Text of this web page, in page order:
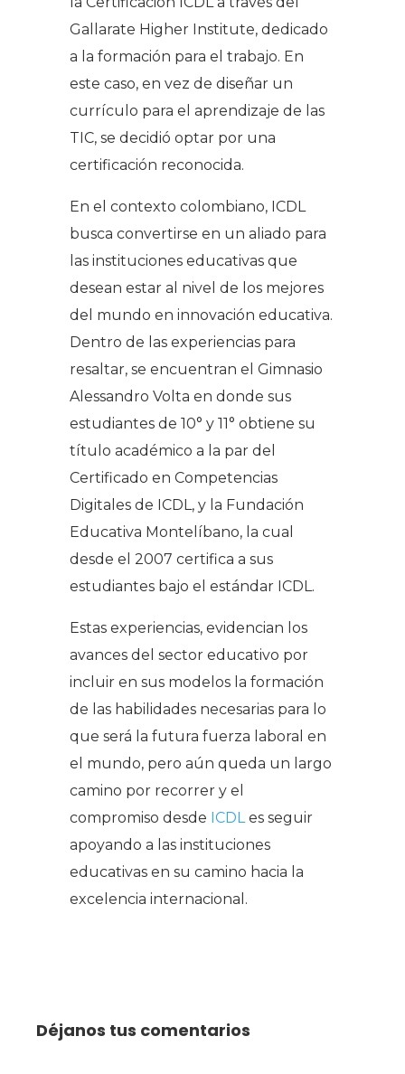
Gallarate Higher Institute, dedicado
a la formación para el trabajo. En
este caso, en vez de diseñar un
currículo para el aprendizaje de las
TIC, se decidió optar por una
certificación reconocida.
En el contexto colombiano, ICDL
busca convertirse en un aliado para
las instituciones educativas que
desean estar al nivel de los mejores
del mundo en innovación educativa.
Dentro de las experiencias para
resaltar, se encuentran el Gimnasio
Alessandro Volta en donde sus
estudiantes de 10° y 11° obtiene su
título académico a la par del
Certificado en Competencias
Digitales de ICDL, y la Fundación
Educativa Montelíbano, la cual
desde el 2007 certifica a sus
estudiantes bajo el estándar ICDL.
Estas experiencias, evidencian los
avances del sector educativo por
incluir en sus modelos la formación
de las habilidades necesarias para lo
que será la futura fuerza laboral en
el mundo, pero aún queda un largo
camino por recorrer y el
compromiso desde ICDLes seguir
apoyando a las instituciones
educativas en su camino hacia la
excelencia internacional.
Déjanos tus comentarios